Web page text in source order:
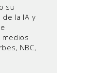
su
la IA y
NBC,